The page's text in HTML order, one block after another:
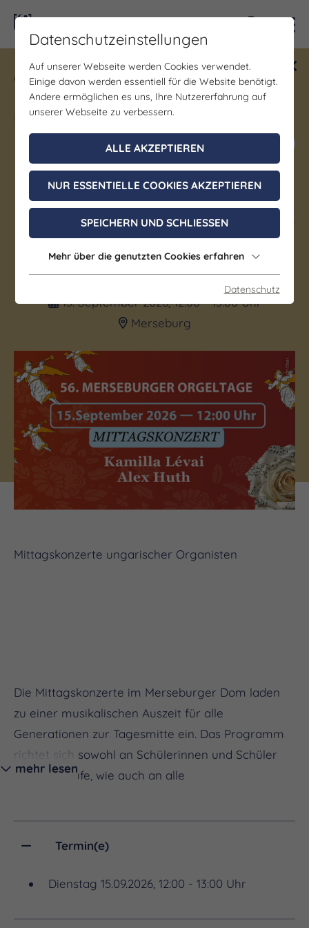
Gewinne ein Blind Date mit Saale-
Unstrut! Teilnahme vom 1.7. - 18.12.
möglich.
Jetzt mitmachen
56. Merseburger Orgeltage I
Mittagskonzert – Kamilla
Lévai
15. September 2026, 12:00 - 13:00 Uhr
Merseburg
(c) Danny Manthei
Mittagskonzerte ungarischer Organisten
Die Mittagskonzerte im Merseburger Dom laden
zu einer musikalischen Auszeit für alle
Generationen zur Tagesmitte ein. Das Programm
richtet sich sowohl an Schülerinnen und Schüler
der Oberstufe, wie auch an alle
aus der reichen ungarischen Musiktradition und
mehr lesen
Termin(e)
Dienstag 15.09.2026, 12:00 - 13:00 Uhr
Datenschutzeinstellungen
Auf unserer Webseite werden Cookies verwendet.
Einige davon werden essentiell für die Website benötigt.
Andere ermöglichen es uns, Ihre Nutzererfahrung auf
unserer Webseite zu verbessern.
ALLE AKZEPTIEREN
NUR ESSENTIELLE COOKIES AKZEPTIEREN
SPEICHERN UND SCHLIESSEN
Mehr über die genutzten Cookies erfahren
Datenschutz